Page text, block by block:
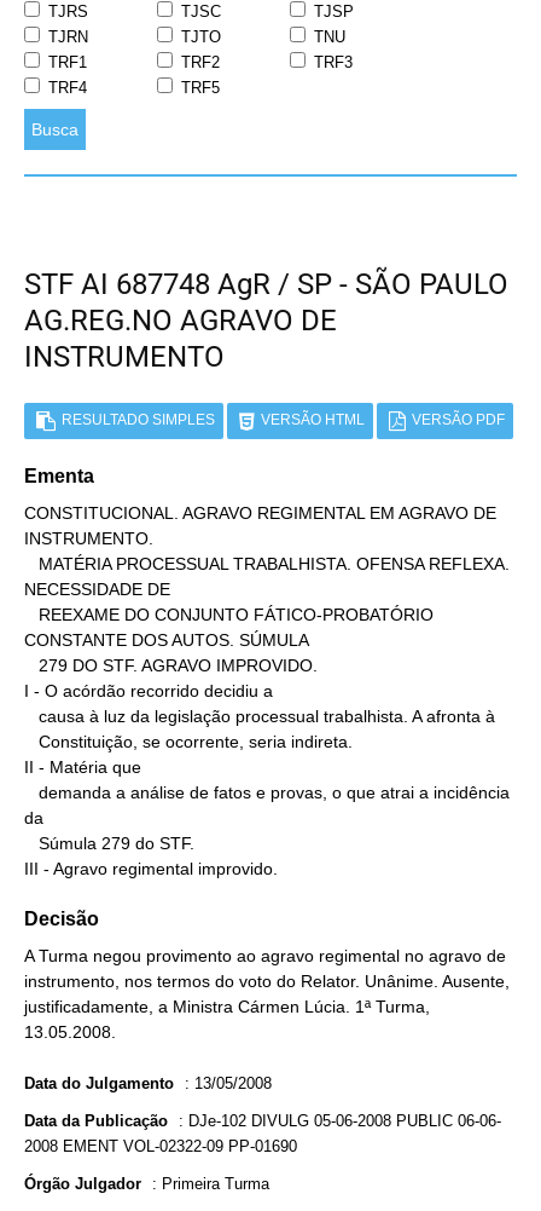
TJRS
TJSC
TJSP
TJRN
TJTO
TNU
TRF1
TRF2
TRF3
TRF4
TRF5
Busca
STF AI 687748 AgR / SP - SÃO PAULO
AG.REG.NO AGRAVO DE
INSTRUMENTO
RESULTADO SIMPLES VERSÃO HTML VERSÃO PDF
Ementa
CONSTITUCIONAL. AGRAVO REGIMENTAL EM AGRAVO DE
INSTRUMENTO.
NECESSIDADE DE
CONSTANTE DOS AUTOS. SÚMULA
I - O acórdão recorrido decidiu a
II - Matéria que
da
III - Agravo regimental improvido.
Decisão
A Turma negou provimento ao agravo regimental no agravo de
instrumento, nos termos do voto do Relator. Unânime. Ausente,
justificadamente, a Ministra Cármen Lúcia. 1ª Turma,
13.05.2008.
Data do Julgamento : 13/05/2008
Data da Publicação : DJe-102 DIVULG 05-06-2008 PUBLIC 06-06-
2008 EMENT VOL-02322-09 PP-01690
Órgão Julgador : Primeira Turma